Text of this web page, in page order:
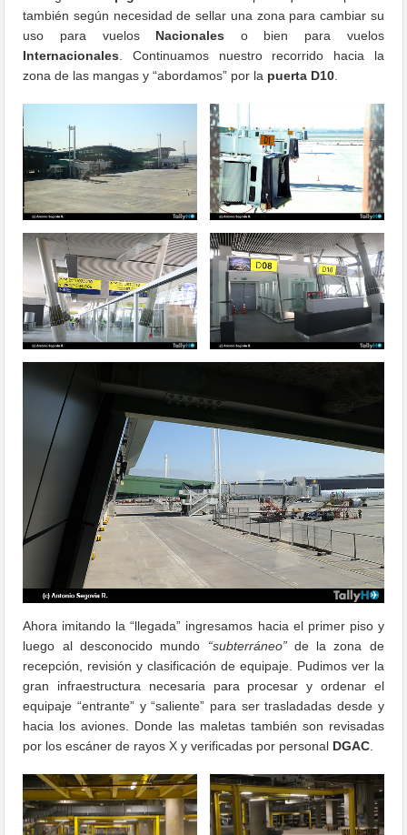
también según necesidad de sellar una zona para cambiar su
uso para vuelos Nacionales o bien para vuelos
Internacionales. Continuamos nuestro recorrido hacia la
zona de las mangas y “abordamos” por la puerta D10.
Ahora imitando la “llegada” ingresamos hacia el primer piso y
luego al desconocido mundo “subterráneo”de la zona de
recepción, revisión y clasificación de equipaje. Pudimos ver la
gran infraestructura necesaria para procesar y ordenar el
equipaje “entrante” y “saliente” para ser trasladadas desde y
hacia los aviones. Donde las maletas también son revisadas
por los escáner de rayos X y verificadas por personal DGAC